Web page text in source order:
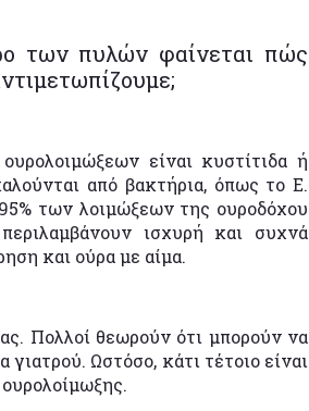
των πυλών φαίνεται πώς
είναι κυστίτιδα ή
από βακτήρια, όπως το Ε.
των λοιμώξεων της ουροδόχου
ισχυρή και συχνά
και ούρα με αίμα.
Πολλοί θεωρούν ότι μπορούν να
Ωστόσο, κάτι τέτοιο είναι